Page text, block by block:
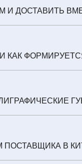
И ДОСТАВИТЬ
КАК
В